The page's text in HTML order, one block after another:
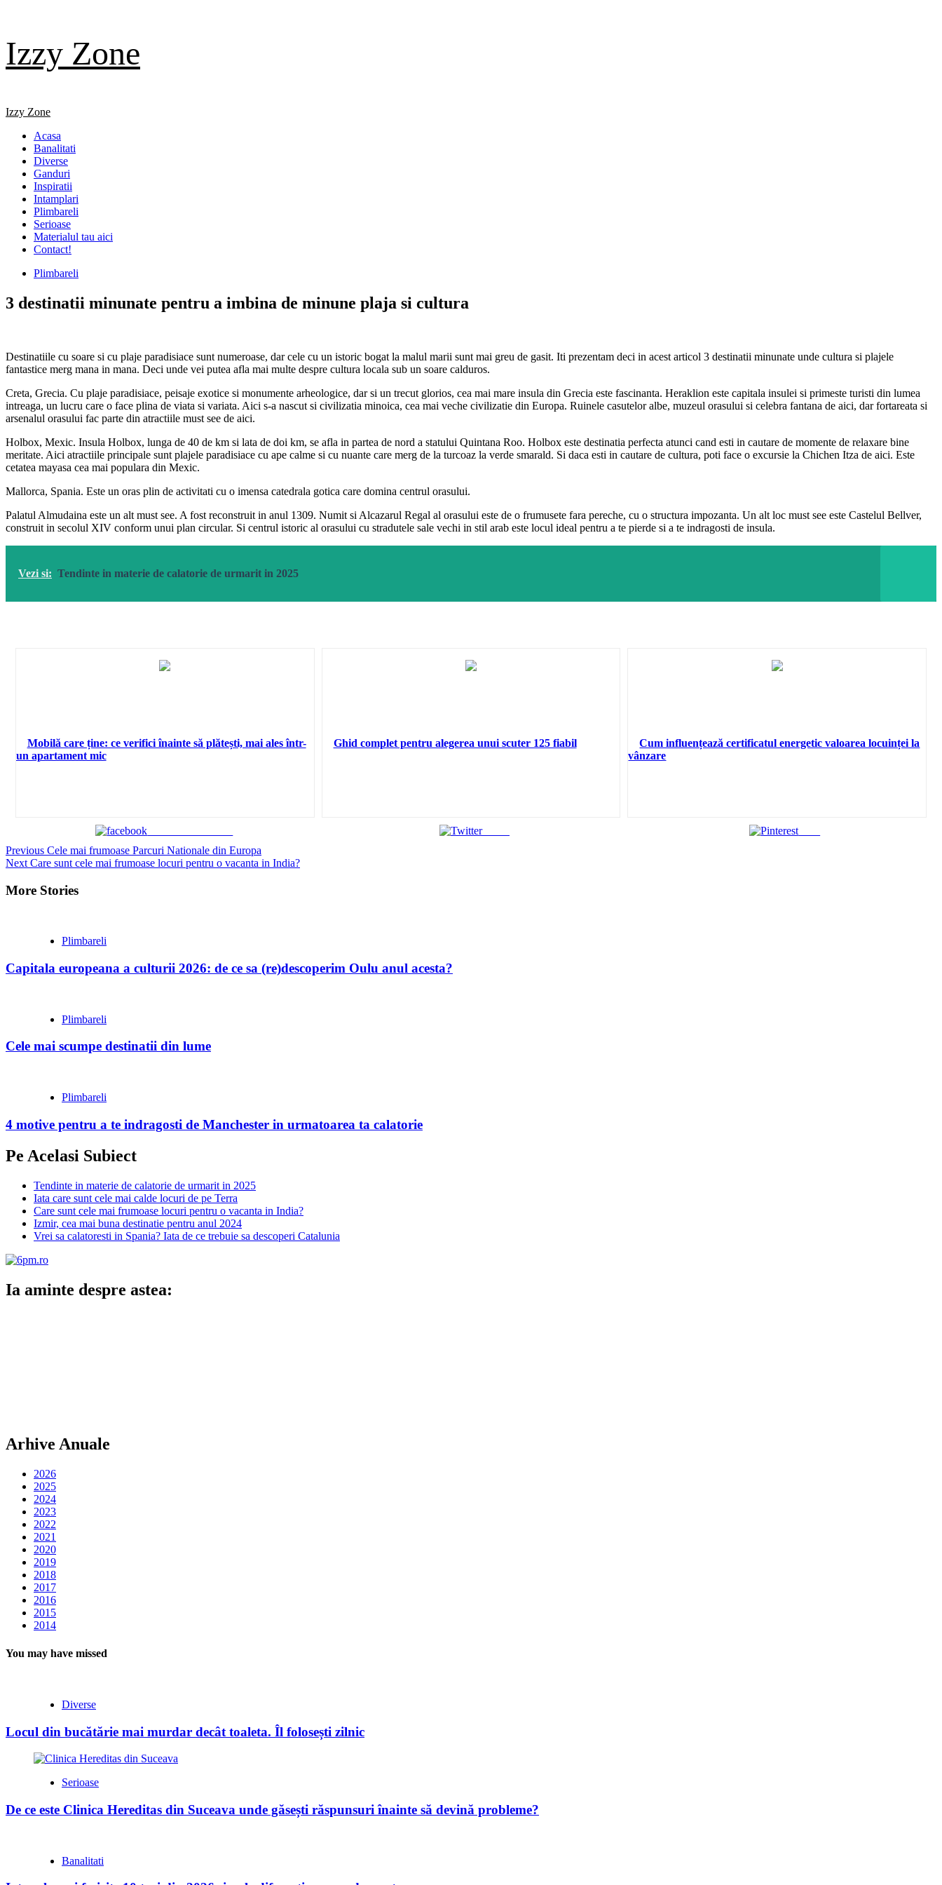
content
Izzy Zone
Primary
Izzy Zone
Acasa
Banalitati
Diverse
Ganduri
Inspiratii
Intamplari
Plimbareli
Serioase
Materialul tau aici
Contact!
Plimbareli
3 destinatii minunate pentru a imbina de minune plaja si cultura
Destinatiile cu soare si cu plaje paradisiace sunt numeroase, dar cele cu un istoric bogat la malul marii sunt mai greu de gasit. Iti prezentam deci in acest articol 3 destinatii minunate unde cultura si plajele
fantastice merg mana in mana. Deci unde vei putea afla mai multe despre cultura locala sub un soare calduros.
Creta, Grecia. Cu plaje paradisiace, peisaje exotice si monumente arheologice, dar si un trecut glorios, cea mai mare insula din Grecia este fascinanta. Heraklion este capitala insulei si primeste turisti din lumea
intreaga, un lucru care o face plina de viata si variata. Aici s-a nascut si civilizatia minoica, cea mai veche civilizatie din Europa. Ruinele casutelor albe, muzeul orasului si celebra fantana de aici, dar fortareata si
arsenalul orasului fac parte din atractiile must see de aici.
Holbox, Mexic. Insula Holbox, lunga de 40 de km si lata de doi km, se afla in partea de nord a statului Quintana Roo. Holbox este destinatia perfecta atunci cand esti in cautare de momente de relaxare bine
meritate. Aici atractiile principale sunt plajele paradisiace cu ape calme si cu nuante care merg de la turcoaz la verde smarald. Si daca esti in cautare de cultura, poti face o excursie la Chichen Itza de aici. Este
cetatea mayasa cea mai populara din Mexic.
Mallorca, Spania. Este un oras plin de activitati cu o imensa catedrala gotica care domina centrul orasului.
Palatul Almudaina este un alt must see. A fost reconstruit in anul 1309. Numit si Alcazarul Regal al orasului este de o frumusete fara pereche, cu o structura impozanta. Un alt loc must see este Castelul Bellver,
construit in secolul XIV conform unui plan circular. Si centrul istoric al orasului cu stradutele sale vechi in stil arab este locul ideal pentru a te pierde si a te indragosti de insula.
Vezi si: Tendinte in materie de calatorie de urmarit in 2025
Mobilă care ține: ce verifici înainte să plătești, mai ales într-
un apartament mic
Ghid complet pentru alegerea unui scuter 125 fiabil
Cum influențează certificatul energetic valoarea locuinței la
vânzare
Tweet
Continue
Reading
Previous Cele mai frumoase Parcuri Nationale din Europa
Next Care sunt cele mai frumoase locuri pentru o vacanta in India?
More Stories
Plimbareli
Capitala europeana a culturii 2026: de ce sa (re)descoperim Oulu anul acesta?
Plimbareli
Cele mai scumpe destinatii din lume
Plimbareli
4 motive pentru a te indragosti de Manchester in urmatoarea ta calatorie
Pe Acelasi Subiect
Tendinte in materie de calatorie de urmarit in 2025
Iata care sunt cele mai calde locuri de pe Terra
Care sunt cele mai frumoase locuri pentru o vacanta in India?
Izmir, cea mai buna destinatie pentru anul 2024
Vrei sa calatoresti in Spania? Iata de ce trebuie sa descoperi Catalunia
Ia aminte despre astea:
Arhive Anuale
2026
2025
2024
2023
2022
2021
2020
2019
2018
2017
2016
2015
2014
You may have missed
Diverse
Locul din bucătărie mai murdar decât toaleta. Îl folosești zilnic
Serioase
De ce este Clinica Hereditas din Suceava unde găsești răspunsuri înainte să devină probleme?
Banalitati